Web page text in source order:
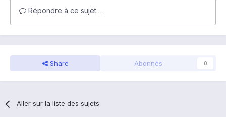
Répondre à ce sujet…
Share Abonnés 0
Aller sur la liste des sujets